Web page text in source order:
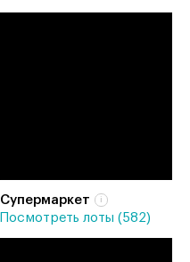
Супермаркет
Посмотреть лоты (582)